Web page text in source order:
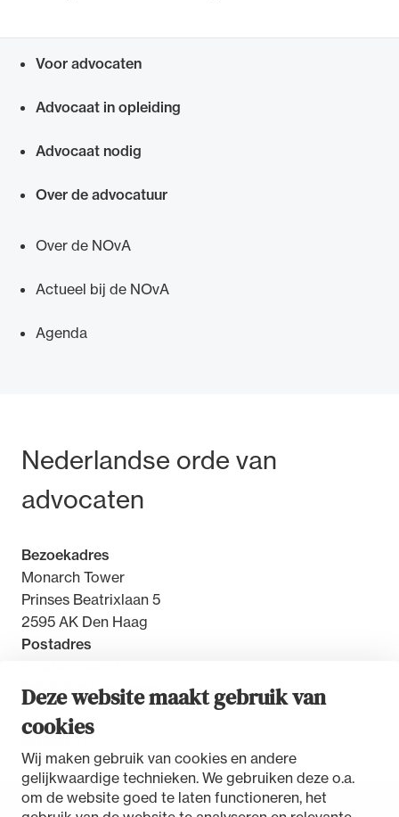
Deze website maakt gebruik van
cookies
Wij maken gebruik van cookies en andere
gelijkwaardige technieken. We gebruiken deze o.a.
om de website goed te laten functioneren, het
Voor advocaten
Advocaat in opleiding
Advocaat nodig
Over de advocatuur
Over de NOvA
Actueel bij de NOvA
Agenda
Bezoek- en postadres
Nederlandse orde van
advocaten
Bezoekadres
Monarch Tower
Prinses Beatrixlaan 5
2595 AK Den Haag
Postadres
2500 GW Den Haag